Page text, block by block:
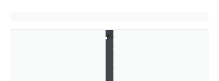
G
o
e
s